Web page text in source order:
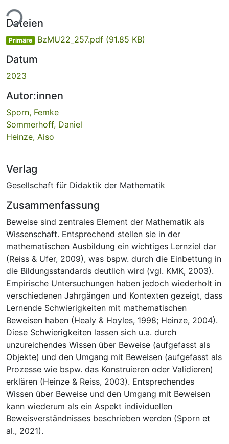
Dateien
Primäre BzMU22_257.pdf (91.85 KB)
Datum
2023
Autor:innen
Sporn, Femke
Sommerhoff, Daniel
Heinze, Aiso
Verlag
Gesellschaft für Didaktik der Mathematik
Zusammenfassung
Beweise sind zentrales Element der Mathematik als
Wissenschaft. Entsprechend stellen sie in der
mathematischen Ausbildung ein wichtiges Lernziel dar
(Reiss & Ufer, 2009), was bspw. durch die Einbettung in
die Bildungsstandards deutlich wird (vgl. KMK, 2003).
Empirische Untersuchungen haben jedoch wiederholt in
verschiedenen Jahrgängen und Kontexten gezeigt, dass
Lernende Schwierigkeiten mit mathematischen
Beweisen haben (Healy & Hoyles, 1998; Heinze, 2004).
Diese Schwierigkeiten lassen sich u.a. durch
unzureichendes Wissen über Beweise (aufgefasst als
Objekte) und den Umgang mit Beweisen (aufgefasst als
Prozesse wie bspw. das Konstruieren oder Validieren)
erklären (Heinze & Reiss, 2003). Entsprechendes
Wissen über Beweise und den Umgang mit Beweisen
kann wiederum als ein Aspekt individuellen
Beweisverständnisses beschrieben werden (Sporn et
al., 2021).